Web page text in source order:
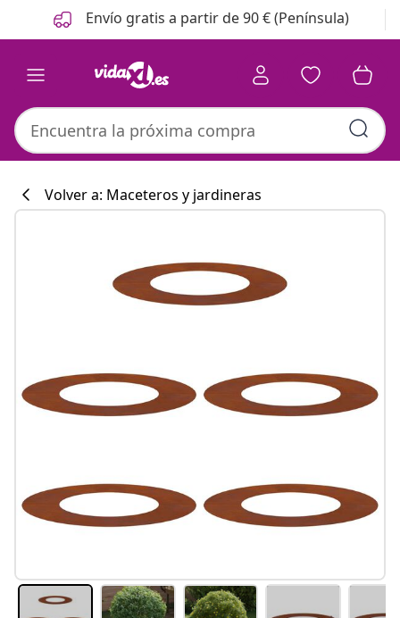
Anterior
Siguiente Envío gratis a partir de 90 € (Península)
Volver a: Maceteros y jardineras